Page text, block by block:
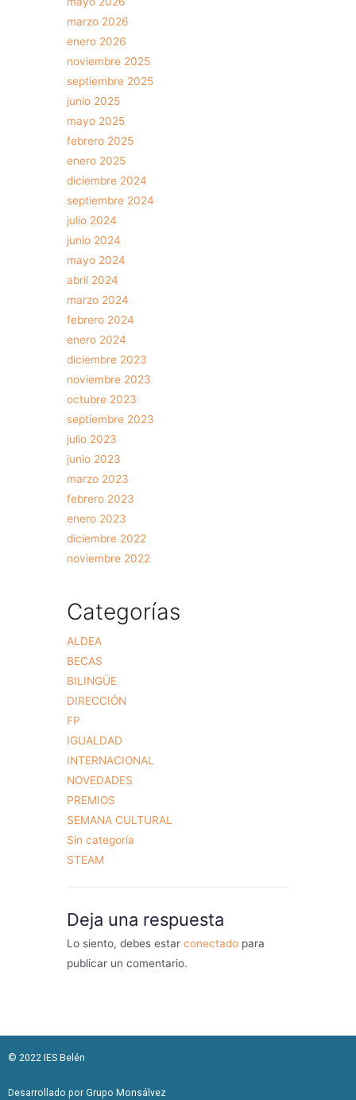
marzo 2026
enero 2026
noviembre 2025
septiembre 2025
junio 2025
mayo 2025
febrero 2025
enero 2025
diciembre 2024
septiembre 2024
julio 2024
junio 2024
mayo 2024
abril 2024
marzo 2024
febrero 2024
enero 2024
diciembre 2023
noviembre 2023
octubre 2023
septiembre 2023
julio 2023
junio 2023
marzo 2023
febrero 2023
enero 2023
diciembre 2022
noviembre 2022
Categorías
ALDEA
BECAS
BILINGÜE
DIRECCIÓN
FP
IGUALDAD
INTERNACIONAL
NOVEDADES
PREMIOS
SEMANA CULTURAL
Sin categoría
STEAM
Deja una respuesta
Lo siento, debes estar conectado para
publicar un comentario.
© 2022 IES Belén
Desarrollado por Grupo Monsálvez​